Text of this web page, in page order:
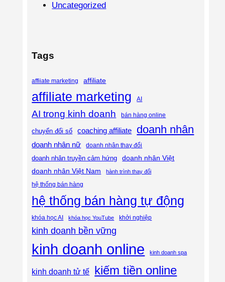
Uncategorized
Tags
affiiate marketing affiliate
affiliate marketing AI
AI trong kinh doanh bán hàng online
chuyển đổi số coaching affiliate doanh nhân
doanh nhân nữ doanh nhân thay đổi
doanh nhân truyền cảm hứng
doanh nhân Việt
doanh nhân Việt Nam
hành trình thay đổi
hệ thống bán hàng
hệ thống bán hàng tự động
khóa học AI khóa học YouTube khởi nghiệp
kinh doanh bền vững
kinh doanh online kinh doanh spa
kinh doanh tử tế kiếm tiền online